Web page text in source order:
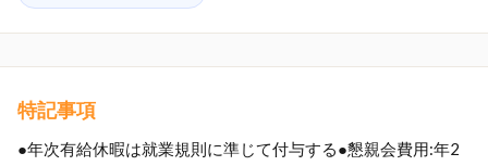
特記事項
●年次有給休暇は就業規則に準じて付与する●懇親会費用:年2